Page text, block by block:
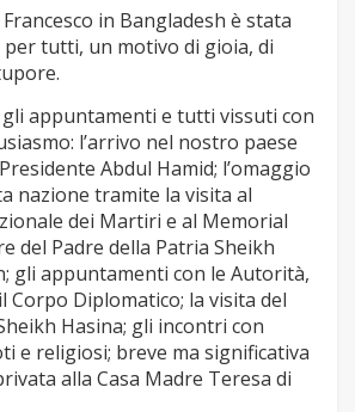
in Bangladesh è stata
tutti, un motivo di gioia, di
appuntamenti e tutti vissuti con
l’arrivo nel nostro paese
Abdul Hamid; l’omaggio
nazione tramite la visita al
dei Martiri e al Memorial
del Padre della Patria Sheikh
gli appuntamenti con le Autorità,
Corpo Diplomatico; la visita del
Hasina; gli incontri con
e religiosi; breve ma significativa
alla Casa Madre Teresa di